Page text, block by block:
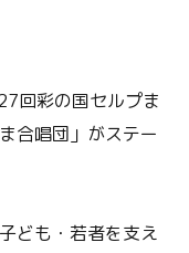
回彩の国セルプま
合唱団」がステー
ども・若者を支え